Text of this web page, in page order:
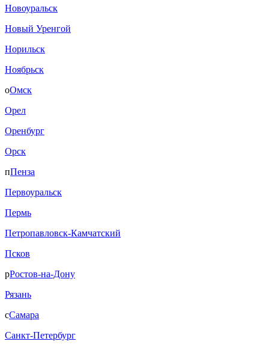
Новоуральск
Новый Уренгой
Норильск
Ноябрьск
оОмск
Орел
Оренбург
Орск
пПенза
Первоуральск
Пермь
Петропавловск-Камчатский
Псков
рРостов-на-Дону
Рязань
сСамара
Санкт-Петербург